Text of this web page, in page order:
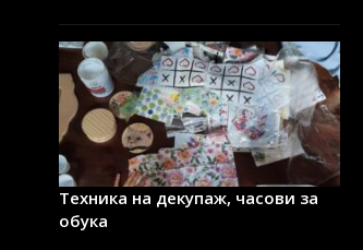
Техника на декупаж, часови за
обука